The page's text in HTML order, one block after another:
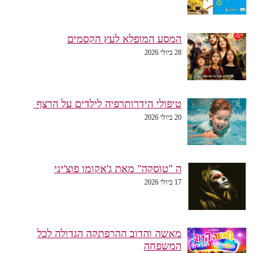
המסע המופלא לעץ הקסמים
28 ביולי 2026
טיפולי הידרותרפיה לילדים על הרצף
20 ביולי 2026
ה "טוסקה" מאת ג'אקומו פוצ'יני
17 ביולי 2026
מאשה והדוב ההרפתקה הגדולה לכל
המשפחה